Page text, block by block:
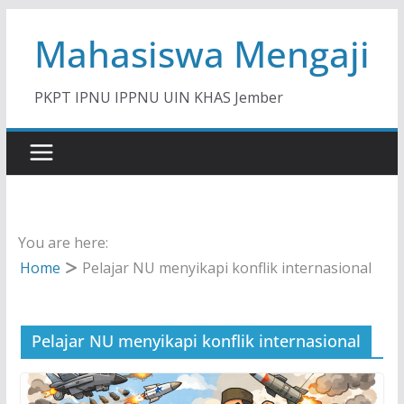
contentMahasiswa Mengaji
PKPT IPNU IPPNU UIN KHAS Jember
You are here:
Home
Pelajar NU menyikapi konflik internasional
Pelajar NU menyikapi konflik internasional